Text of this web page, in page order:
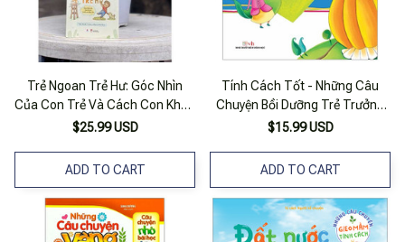
Trẻ Ngoan Trẻ Hư: Góc Nhìn
Của Con Trẻ Và Cách Con Khôn
Lớn
$25.99 USD
ADD TO CART
Tính Cách Tốt - Những Câu
Chuyện Bồi Dưỡng Trẻ Trưởng
Thành
$15.99 USD
ADD TO CART